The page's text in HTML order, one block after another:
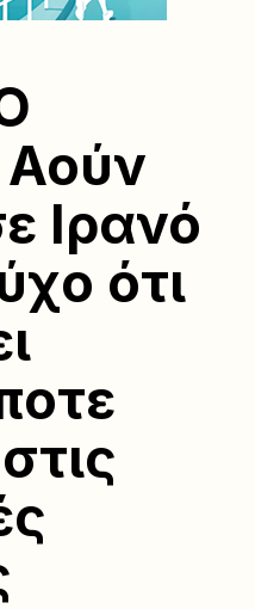
Ιρανό
ότι